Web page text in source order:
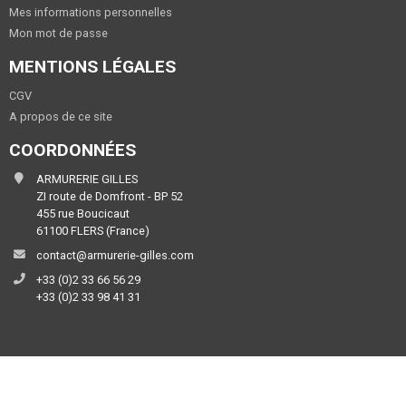
Mes informations personnelles
Mon mot de passe
MENTIONS LÉGALES
CGV
A propos de ce site
COORDONNÉES
ARMURERIE GILLES
ZI route de Domfront - BP 52
455 rue Boucicaut
61100 FLERS (France)
contact@armurerie-gilles.com
+33 (0)2 33 66 56 29
+33 (0)2 33 98 41 31